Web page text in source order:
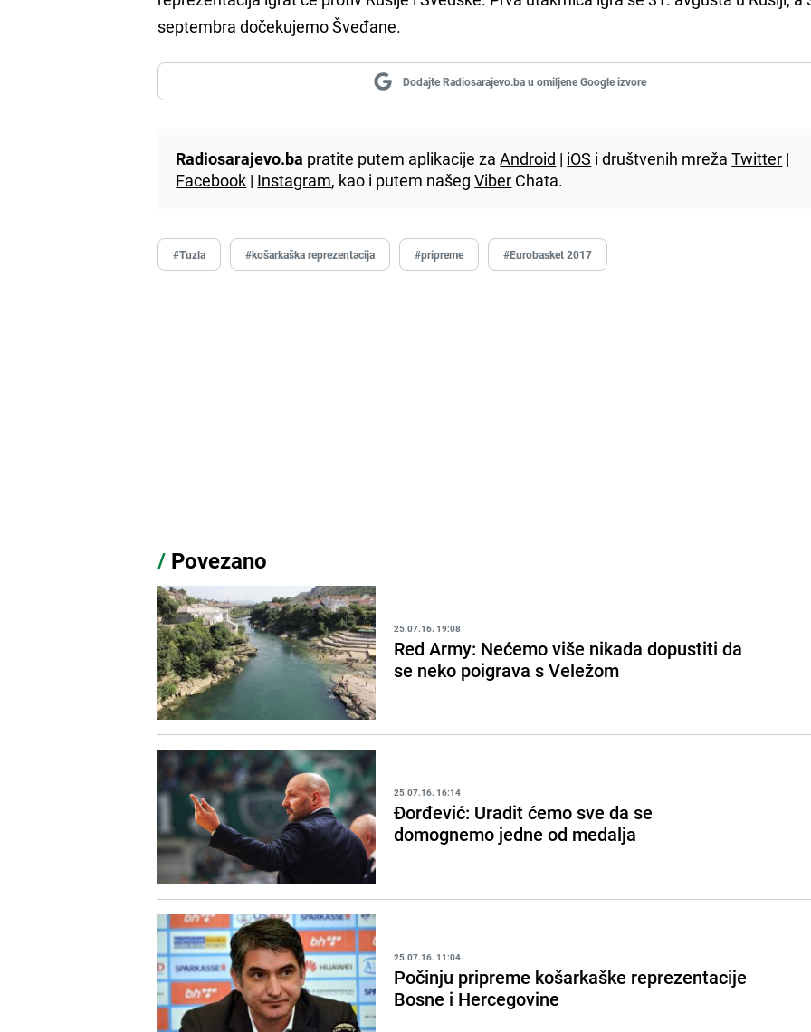
septembra dočekujemo Šveđane.
Dodajte Radiosarajevo.ba u omiljene Google izvore
Radiosarajevo.ba pratite putem aplikacije zaAndroid | iOS i društvenih mrežaTwitter |
Facebook | Instagram, kao i putem našegViber Chata.
#Tuzla #košarkaška reprezentacija #pripreme #Eurobasket 2017
/ Povezano
25.07.16. 19:08
Red Army: Nećemo više nikada dopustiti da
se neko poigrava s Veležom
25.07.16. 16:14
Đorđević: Uradit ćemo sve da se
domognemo jedne od medalja
25.07.16. 11:04
Počinju pripreme košarkaške reprezentacije
Bosne i Hercegovine